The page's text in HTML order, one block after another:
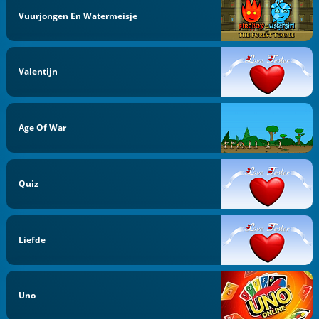
Vuurjongen En Watermeisje
Valentijn
Age Of War
Quiz
Liefde
Uno